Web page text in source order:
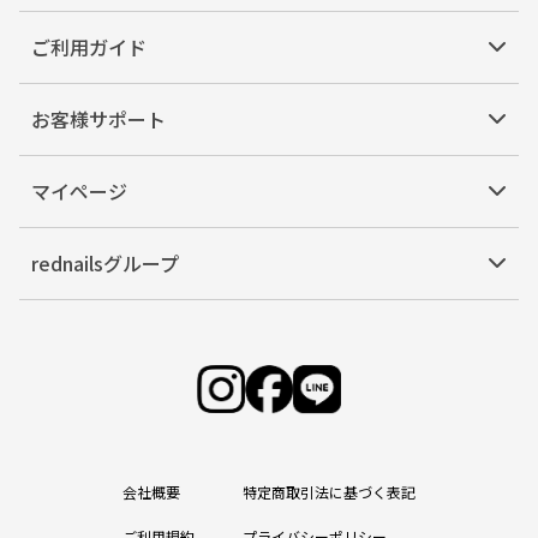
ご利用ガイド
お客様サポート
マイページ
rednailsグループ
会社概要 特定商取引法に基づく表記